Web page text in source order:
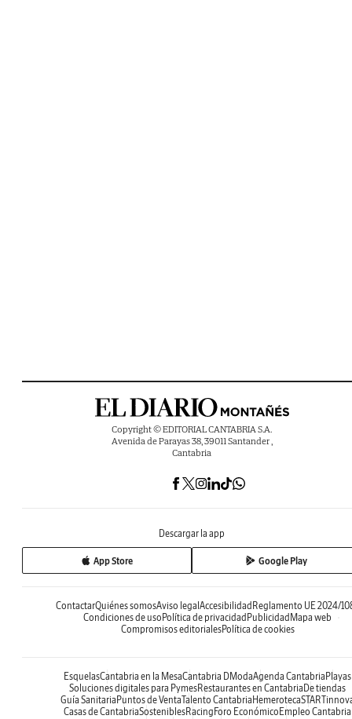
Copyright © EDITORIAL CANTABRIA S.A.
Avenida de Parayas 38, 39011 Santander ,
Cantabria
Descargar la app
App Store Google Play
ContactarQuiénes somosAviso legal Accesibilidad Reglamento UE 2024/
Condiciones de uso Política de privacidad Publicidad Mapa web
Compromisos editorialesPolítica de cookies
EsquelasCantabria en la MesaCantabria DModaAgenda Cantabria Playas
Soluciones digitales para PymesRestaurantes en Cantabria De tiendas
Guía Sanitaria Puntos de VentaTalento Cantabria Hemeroteca
Casas de CantabriaSosteniblesRacing Foro Económico Empleo Cantabria